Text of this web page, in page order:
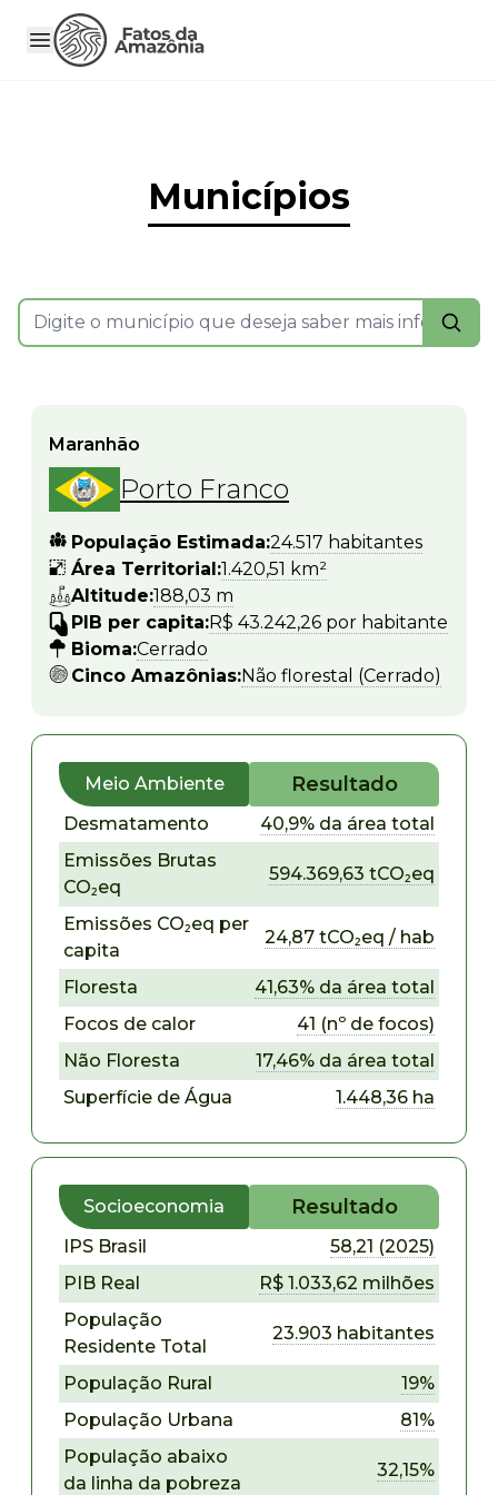
Municípios
Maranhão
Porto Franco
População Estimada:24.517 habitantes
Área Territorial:1.420,51 km²
Altitude:188,03 m
PIB per capita:R$ 43.242,26 por habitante
Bioma:Cerrado
Cinco Amazônias:Não florestal (Cerrado)
Meio Ambiente Resultado
Desmatamento
40,9% da área total
Emissões Brutas
CO₂eq
594.369,63 tCO₂eq
Emissões CO₂eq per
capita
24,87 tCO₂eq / hab
Floresta
41,63% da área total
Focos de calor
41 (nº de focos)
Não Floresta
17,46% da área total
Superfície de Água
1.448,36 ha
Socioeconomia Resultado
IPS Brasil
58,21 (2025)
PIB Real
R$ 1.033,62 milhões
População
Residente Total
23.903 habitantes
População Rural
19%
População Urbana
81%
População abaixo
da linha da pobreza
32,15%